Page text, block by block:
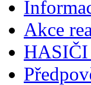
Akce